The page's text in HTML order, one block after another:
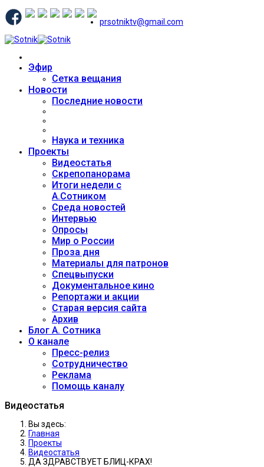
prsotniktv@gmail.com
Эфир
Сетка вещания
Новости
Последние новости
Наука и техника
Проекты
Видеостатья
Скрепопанорама
Итоги недели с
А.Сотником
Среда новостей
Интервью
Опросы
Мир о России
Проза дня
Материалы для патронов
Спецвыпуски
Документальное кино
Репортажи и акции
Старая версия сайта
Архив
Блог А. Сотника
О канале
Пресс-релиз
Сотрудничество
Реклама
Помощь каналу
Видеостатья
Вы здесь:
Главная
Проекты
Видеостатья
ДА ЗДРАВСТВУЕТ БЛИЦ-КРАХ!